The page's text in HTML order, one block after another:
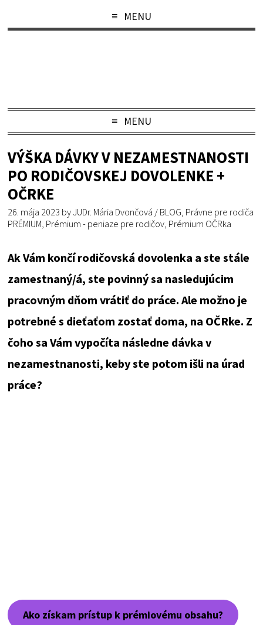
MENU
MENU
VÝŠKA DÁVKY V NEZAMESTNANOSTI
PO RODIČOVSKEJ DOVOLENKE +
OČRKE
26. mája 2023 byJUDr. Mária Dvončová / BLOG, Právne pre rodiča
PRÉMIUM, Prémium - peniaze pre rodičov, Prémium OČRka
Ak Vám končí rodičovská dovolenka a ste stále
zamestnaný/á, ste povinný sa nasledujúcim
pracovným dňom vrátiť do práce. Ale možno je
potrebné s dieťaťom zostať doma, na OČRke. Z
čoho sa Vám vypočíta následne dávka v
nezamestnanosti, keby ste potom išli na úrad
práce?
Ako získam prístup k prémiovému obsahu?